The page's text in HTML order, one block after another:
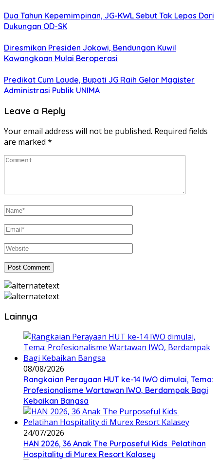
Dua Tahun Kepemimpinan, JG-KWL Sebut Tak Lepas Dari
Dukungan OD-SK
Diresmikan Presiden Jokowi, Bendungan Kuwil
Kawangkoan Mulai Beroperasi
Predikat Cum Laude, Bupati JG Raih Gelar Magister
Administrasi Publik UNIMA
Leave a Reply
Your email address will not be published. Required fields
are marked *
Lainnya
08/08/2026
Rangkaian Perayaan HUT ke-14 IWO dimulai, Tema:
Profesionalisme Wartawan IWO, Berdampak Bagi
Kebaikan Bangsa
24/07/2026
HAN 2026, 36 Anak The Purposeful Kids Pelatihan
Hospitality di Murex Resort Kalasey